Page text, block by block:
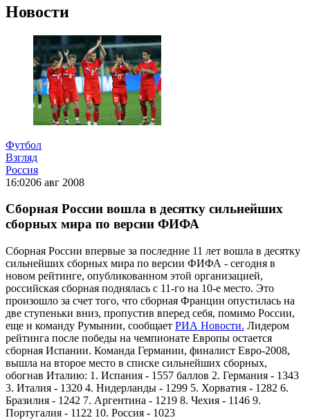
Новости
Футбол
Взгляд
Россия
16:0206 авг 2008
Сборная России вошла в десятку сильнейших
сборных мира по версии ФИФА
Сборная России впервые за последние 11 лет вошла в десятку
сильнейших сборных мира по версии ФИФА - сегодня в
новом рейтинге, опубликованном этой организацией,
российская сборная поднялась с 11-го на 10-е место. Это
произошло за счет того, что сборная Франции опустилась на
две ступеньки вниз, пропустив вперед себя, помимо России,
еще и команду Румынии, сообщает РИА Новости. Лидером
рейтинга после победы на чемпионате Европы остается
сборная Испании. Команда Германии, финалист Евро-2008,
вышла на второе место в списке сильнейших сборных,
обогнав Италию: 1. Испания - 1557 баллов 2. Германия - 1343
3. Италия - 1320 4. Нидерланды - 1299 5. Хорватия - 1282 6.
Бразилия - 1242 7. Аргентина - 1219 8. Чехия - 1146 9.
Португалия - 1122 10. Россия - 1023